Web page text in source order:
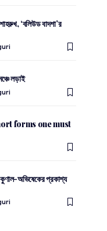
‘বলিউড বাদশা’র
লড়াই
forms one must
কুণাল-অভিষেকের প্রকাশ্য